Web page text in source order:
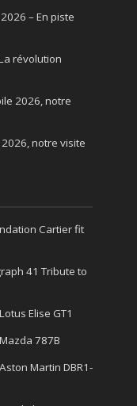
– En piste
révolution
2026, notre
notre visite
Cartier fit
41 Tribute to
Elise GT1
787B
Martin DBR1-